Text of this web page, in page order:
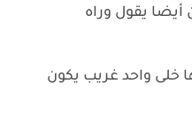
أيضا يقول وراه
خلى واحد غريب يكون